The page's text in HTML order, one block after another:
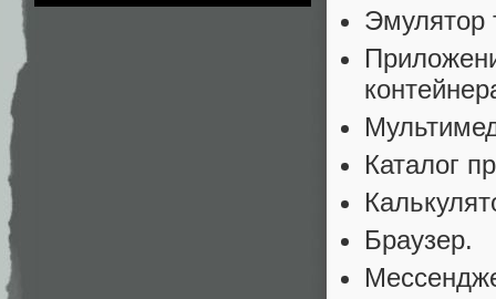
Эмулятор
Каталог
Браузер.